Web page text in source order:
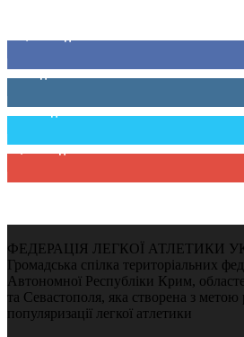
ФЕДЕРАЦІЯ ЛЕГКОЇ АТЛЕТИКИ
Громадська спілка територіальних
Автономної Республіки Крим,
та Севастополя, яка створена з метою
популяризації легкої атлетики